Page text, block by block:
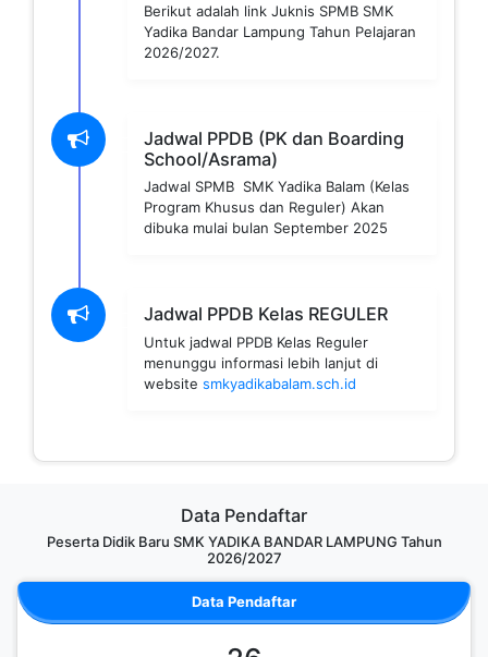
Berikut adalah link Juknis SPMB SMK
Yadika Bandar Lampung Tahun Pelajaran
2026/2027.
Jadwal PPDB (PK dan Boarding
School/Asrama)
Jadwal SPMB SMK Yadika Balam (Kelas
Program Khusus dan Reguler) Akan
dibuka mulai bulan September 2025
Jadwal PPDB Kelas REGULER
Untuk jadwal PPDB Kelas Reguler
menunggu informasi lebih lanjut di
websitesmkyadikabalam.sch.id
Data Pendaftar
Peserta Didik Baru SMK YADIKA BANDAR LAMPUNG Tahun
2026/2027
Data Pendaftar